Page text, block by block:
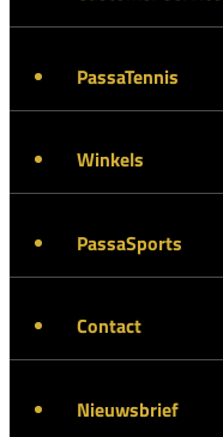
PassaTennis
Winkels
PassaSports
Contact
Nieuwsbrief